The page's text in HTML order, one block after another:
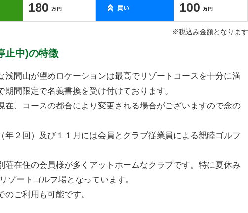
180 100
※税込み金額となります
止中)の特徴
間山が望めロケーションは最高でリゾートコースを十分に満
間限定で名義書換を受け付けております。
、コースの都合により変更される場合がございますので念の
２回）及び１１月には会員とクラブ従業員による親睦ゴルフ
在住の会員様が多くアットホームなクラブです。特に夏休み
ゾートゴルフ場となっています。
ご利用も可能です。